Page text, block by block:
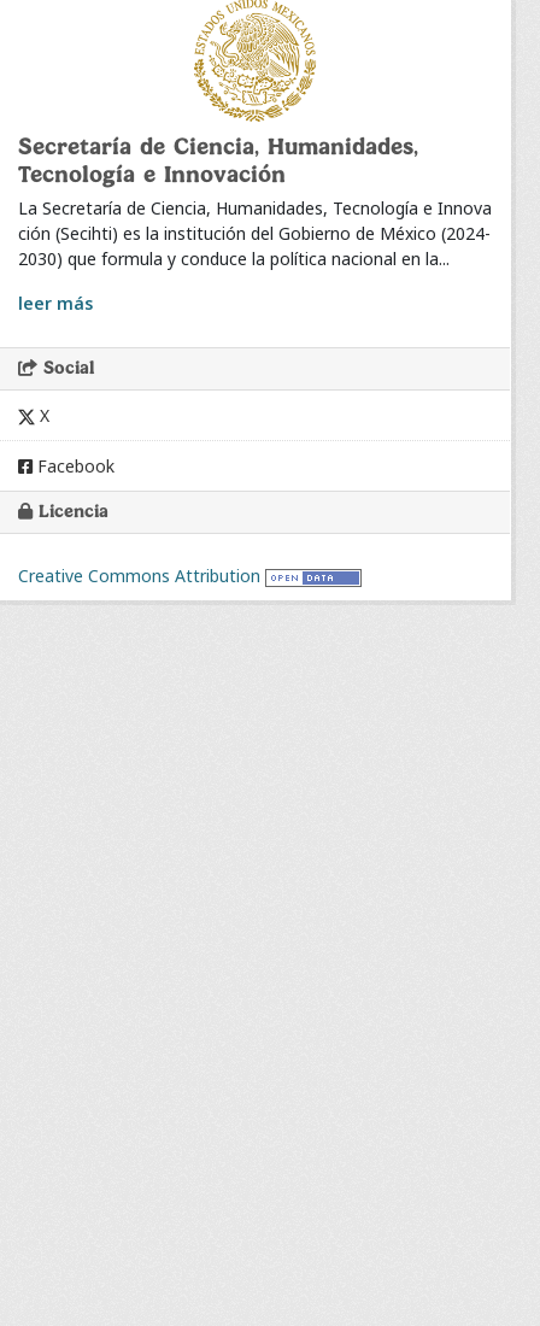
Secretaría de Ciencia, Humanidades,
Tecnología e Innovación
La Secretaría de Ciencia, Humanidades, Tecnología e Innova
ción (Secihti) es la institución del Gobierno de México (2024-
2030) que formula y conduce la política nacional en la...
leer más
Social
X
Facebook
Licencia
Creative Commons Attribution